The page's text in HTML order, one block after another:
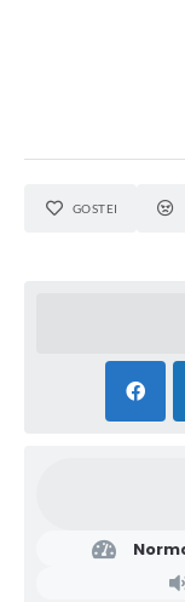
GOSTEI